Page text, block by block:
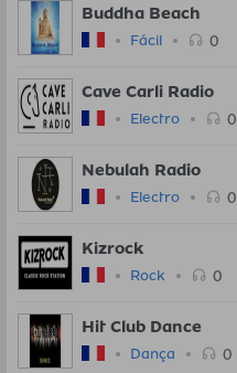
Buddha Beach
Fácil 0
Cave Carli Radio
Electro 0
Nebulah Radio
Electro 0
Kizrock
Rock 0
Hit Club Dance
Dança 0